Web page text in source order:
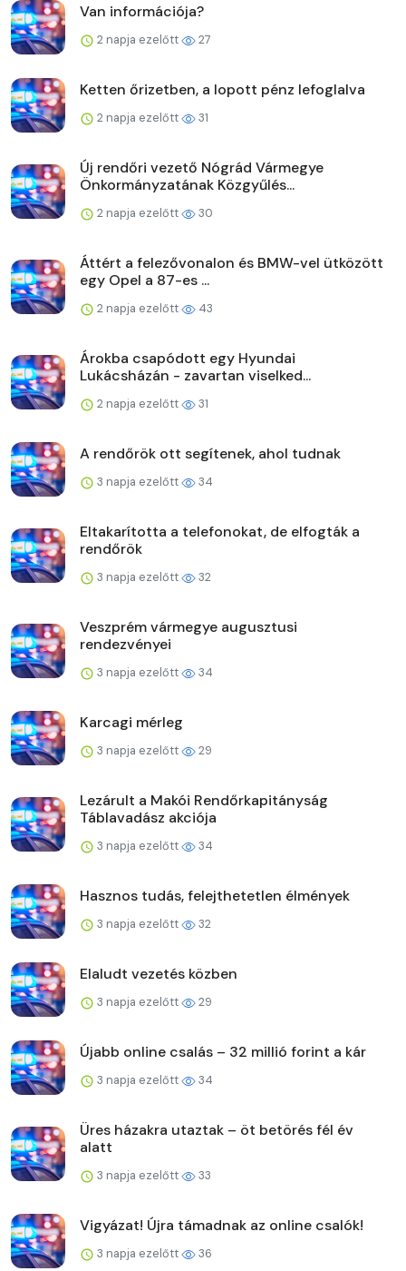
Van információja?
2 napja ezelőtt 27
Ketten őrizetben, a lopott pénz lefoglalva
2 napja ezelőtt 31
Új rendőri vezető Nógrád Vármegye
Önkormányzatának Közgyűlés...
2 napja ezelőtt 30
Áttért a felezővonalon és BMW-vel ütközött
egy Opel a 87-es ...
2 napja ezelőtt 43
Árokba csapódott egy Hyundai
Lukácsházán - zavartan viselked...
2 napja ezelőtt 31
A rendőrök ott segítenek, ahol tudnak
3 napja ezelőtt 34
Eltakarította a telefonokat, de elfogták a
rendőrök
3 napja ezelőtt 32
Veszprém vármegye augusztusi
rendezvényei
3 napja ezelőtt 34
Karcagi mérleg
3 napja ezelőtt 29
Lezárult a Makói Rendőrkapitányság
Táblavadász akciója
3 napja ezelőtt 34
Hasznos tudás, felejthetetlen élmények
3 napja ezelőtt 32
Elaludt vezetés közben
3 napja ezelőtt 29
Újabb online csalás – 32 millió forint a kár
3 napja ezelőtt 34
Üres házakra utaztak – öt betörés fél év
alatt
3 napja ezelőtt 33
Vigyázat! Újra támadnak az online csalók!
3 napja ezelőtt 36